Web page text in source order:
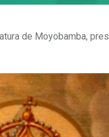
de Moyobamba,